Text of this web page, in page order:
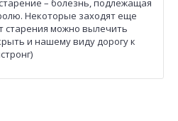
– болезнь, подлежащая
Некоторые заходят еще
старения можно вылечить
и нашему виду дорогу к